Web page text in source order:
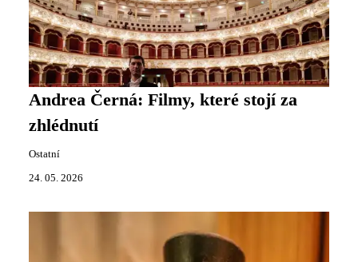
Andrea Černá: Filmy, které stojí za
zhlédnutí
Ostatní
24. 05. 2026